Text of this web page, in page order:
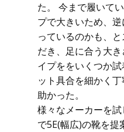
た。 今まで履いて
プで大きいため、
っているのかも、
だき、足に合う大
イプををいくつか
ット具合を細かく
助かった。
様々なメーカーを
で5E(幅広)の靴を